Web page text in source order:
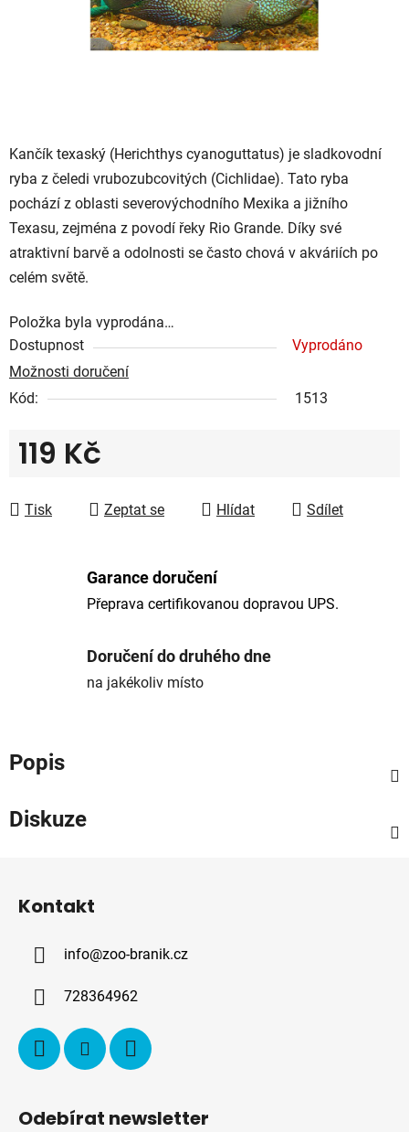
Kančík texaský (Herichthys cyanoguttatus) je sladkovodní
ryba z čeledi vrubozubcovitých (Cichlidae). Tato ryba
pochází z oblasti severovýchodního Mexika a jižního
Texasu, zejména z povodí řeky Rio Grande. Díky své
atraktivní barvě a odolnosti se často chová v akváriích po
celém světě.
Položka byla vyprodána…
Dostupnost
Vyprodáno
Možnosti doručení
Kód:
1513
119 Kč
Tisk
Zeptat se Hlídat Sdílet
Garance doručení
Přeprava certifikovanou dopravou UPS.
Doručení do druhého dne
na jakékoliv místo
Popis
Diskuze
Kontakt
info@zoo-branik.cz
728364962
Odebírat newsletter